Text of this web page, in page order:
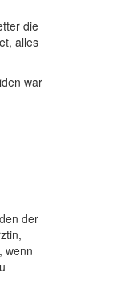
die
alles
war
der
wenn